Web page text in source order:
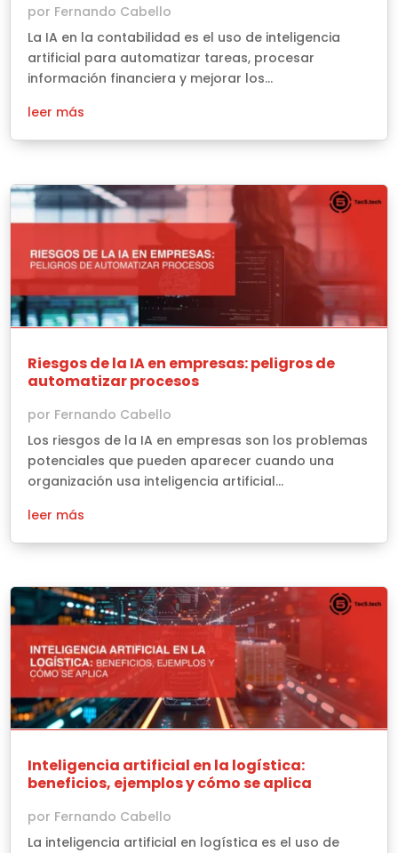
por Fernando Cabello
La IA en la contabilidad es el uso de inteligencia
artificial para automatizar tareas, procesar
información financiera y mejorar los...
leer más
Riesgos de la IA en empresas: peligros de
automatizar procesos
por Fernando Cabello
Los riesgos de la IA en empresas son los problemas
potenciales que pueden aparecer cuando una
organización usa inteligencia artificial...
leer más
Inteligencia artificial en la logística:
beneficios, ejemplos y cómo se aplica
por Fernando Cabello
La inteligencia artificial en logística es el uso de